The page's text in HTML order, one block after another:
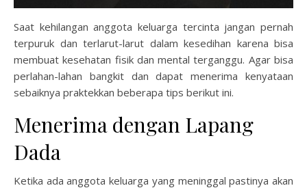
Saat kehilangan anggota keluarga tercinta jangan pernah
terpuruk dan terlarut-larut dalam kesedihan karena bisa
membuat kesehatan fisik dan mental terganggu. Agar bisa
perlahan-lahan bangkit dan dapat menerima kenyataan
sebaiknya praktekkan beberapa tips berikut ini.
Menerima dengan Lapang
Dada
Ketika ada anggota keluarga yang meninggal pastinya akan